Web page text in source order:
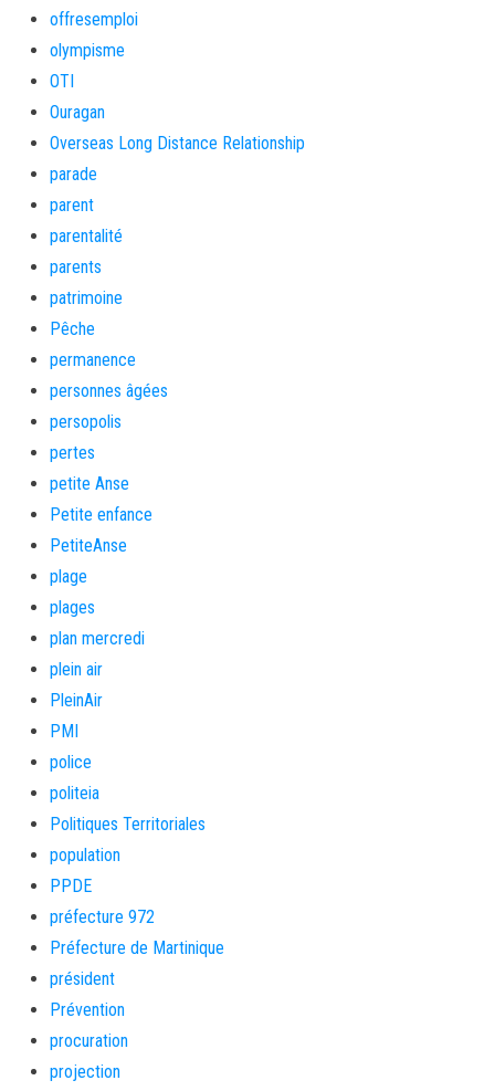
offresemploi
olympisme
OTI
Ouragan
Overseas Long Distance Relationship
parade
parent
parentalité
parents
patrimoine
Pêche
permanence
personnes âgées
persopolis
pertes
petite Anse
Petite enfance
PetiteAnse
plage
plages
plan mercredi
plein air
PleinAir
PMI
police
politeia
Politiques Territoriales
population
PPDE
préfecture 972
Préfecture de Martinique
président
Prévention
procuration
projection